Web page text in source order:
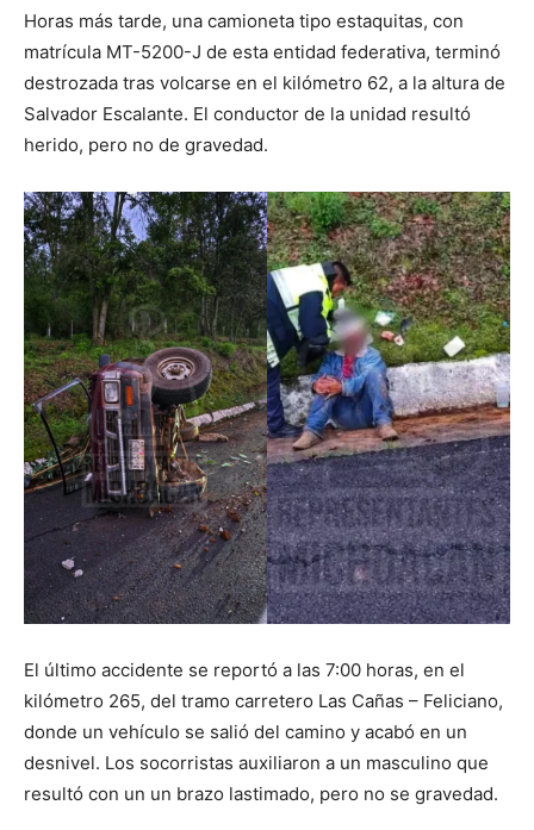
Horas más tarde, una camioneta tipo estaquitas, con
matrícula MT-5200-J de esta entidad federativa, terminó
destrozada tras volcarse en el kilómetro 62, a la altura de
Salvador Escalante. El conductor de la unidad resultó
herido, pero no de gravedad.
El último accidente se reportó a las 7:00 horas, en el
kilómetro 265, del tramo carretero Las Cañas – Feliciano,
donde un vehículo se salió del camino y acabó en un
desnivel. Los socorristas auxiliaron a un masculino que
resultó con un un brazo lastimado, pero no se gravedad.